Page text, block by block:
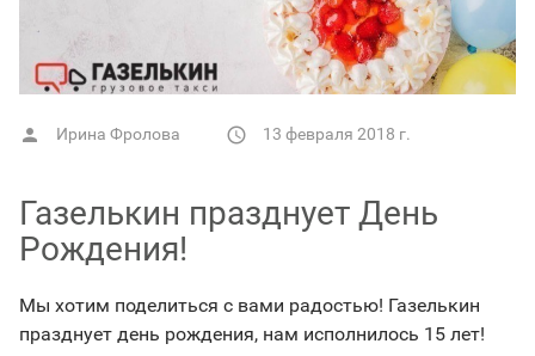
 Ирина Фролова  13 февраля 2018 г.
Газелькин празднует День
Рождения!
Мы хотим поделиться с вами радостью! Газелькин
празднует день рождения, нам исполнилось 15 лет!